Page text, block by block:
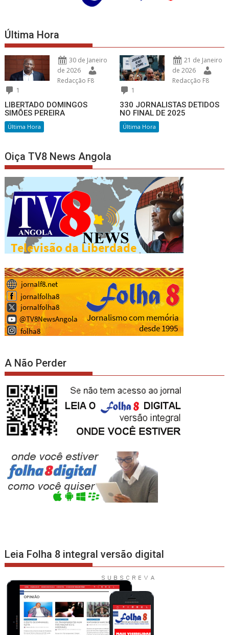
Última Hora
30 de Janeiro
de 2026
Redacção F8
1
LIBERTADO DOMINGOS
SIMÕES PEREIRA
Última Hora
21 de Janeiro
de 2026
Redacção F8
1
330 JORNALISTAS DETIDOS
NO FINAL DE 2025
Última Hora
Oiça TV8 News Angola
A Não Perder
Leia Folha 8 integral versão digital